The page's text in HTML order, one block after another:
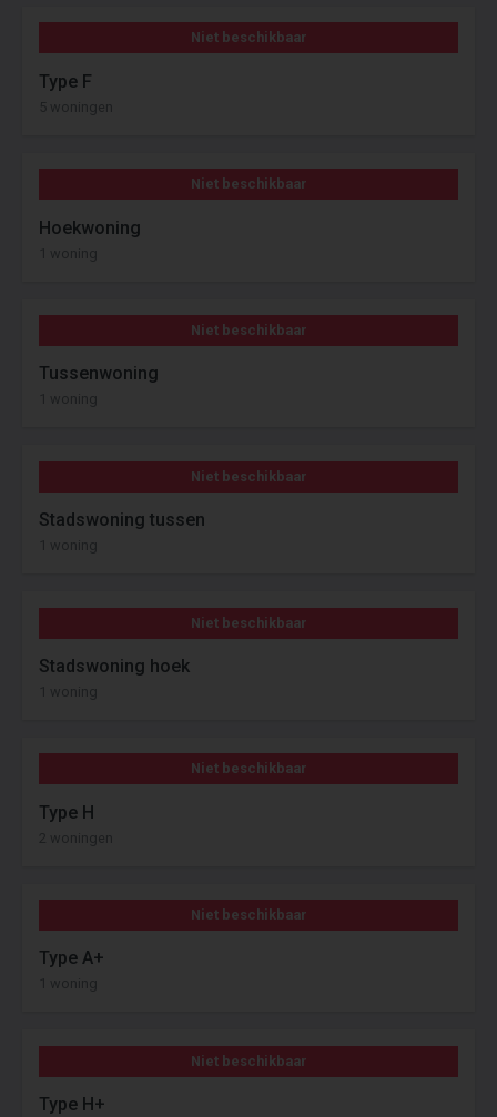
Niet beschikbaar
Type F
5 woningen
Niet beschikbaar
Hoekwoning
1 woning
Niet beschikbaar
Tussenwoning
1 woning
Niet beschikbaar
Stadswoning tussen
1 woning
Niet beschikbaar
Stadswoning hoek
1 woning
Niet beschikbaar
Type H
2 woningen
Niet beschikbaar
Type A+
1 woning
Niet beschikbaar
Type H+